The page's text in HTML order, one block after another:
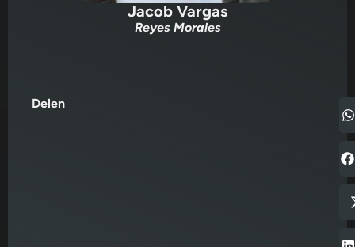
Jacob Vargas
Reyes Morales
Delen